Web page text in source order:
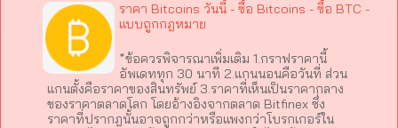
ราคา Bitcoins วันนี้ - ซื้อ Bitcoins - ซื้อ BTC -
แบบถูกกฎหมาย
*ข้อควรพิจารณาเพิ่มเติม 1.กราฟราคานี้
อัพเดททุก 30 นาที 2.แกนนอนคือวันที่ ส่วน
แกนตั้งคือราคาของสินทรัพย์ 3.ราคาที่เห็นเป็นราคากลาง
ของราคาตลาดโลก โดยอ้างอิงจากตลาด Bitfinex ซึ่ง
ราคาที่ปรากฎนั้นอาจถูกกว่าหรือแพงกว่าโบรกเกอร์ใน